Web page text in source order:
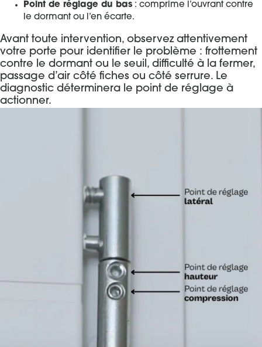
Point de réglage du bas : comprime l’ouvrant contre
le dormant ou l’en écarte.
Avant toute intervention, observez attentivement
votre porte pour identifier le problème : frottement
contre le dormant ou le seuil, difficulté à la fermer,
passage d’air côté fiches ou côté serrure. Le
diagnostic déterminera le point de réglage à
actionner.